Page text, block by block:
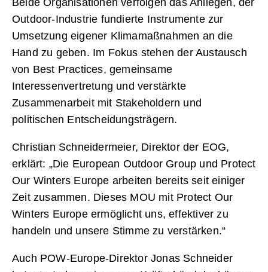
Outdoor-Industrie fundierte Instrumente zur
Umsetzung eigener Klimamaßnahmen an die
Hand zu geben. Im Fokus stehen der Austausch
von Best Practices, gemeinsame
Interessenvertretung und verstärkte
Zusammenarbeit mit Stakeholdern und
politischen Entscheidungsträgern.
Christian Schneidermeier, Direktor der EOG,
erklärt: „Die European Outdoor Group und Protect
Our Winters Europe arbeiten bereits seit einiger
Zeit zusammen. Dieses MOU mit Protect Our
Winters Europe ermöglicht uns, effektiver zu
handeln und unsere Stimme zu verstärken.“
Auch POW-Europe-Direktor Jonas Schneider